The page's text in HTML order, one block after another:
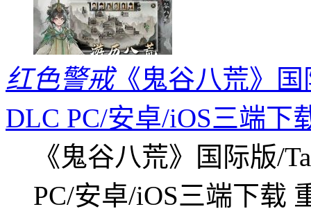
红色警戒《鬼谷八荒》国
DLC PC/安卓/iOS三端下
《鬼谷八荒》国际版/
PC/安卓/iOS三端下载